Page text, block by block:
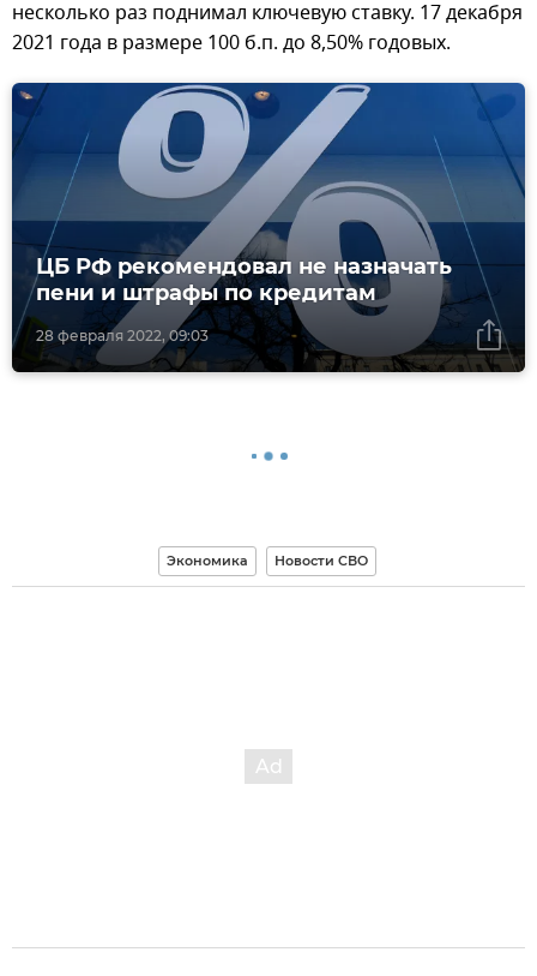
несколько раз поднимал ключевую ставку. 17 декабря
2021 года в размере 100 б.п. до 8,50% годовых.
28 февраля 2022, 09:03
ЦБ РФ рекомендовал не назначать
пени и штрафы по кредитам
Экономика Новости СВО